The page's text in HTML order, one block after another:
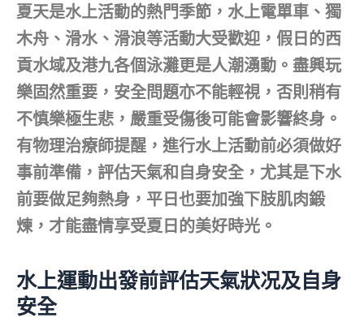
夏天是水上活動的熱門季節，水上電單車、獨
木舟、滑水、滑浪等活動大受歡迎，假日的西
貢水域及港九各個泳灘更是人潮湧動。盡興玩
樂固然重要，安全問題亦不能輕視，否則稍有
不慎樂極生悲，嚴重受傷後可能會影響終身。
有物理治療師提醒，進行水上活動前必須做好
事前準備，評估天氣和自身安全，尤其是下水
前要做足夠熱身，平日也要加強下肢肌肉鍛
煉，才能盡情享受夏日的美好時光。
水上運動出發前評估天氣狀况及自身
安全